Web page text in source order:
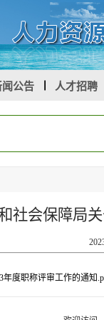
闻公告 人才招聘
社会保障局
年度职称评审工作的通知